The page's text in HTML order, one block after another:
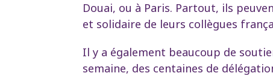
Douai, ou à Paris. Partout, ils
et solidaire de leurs collègues
Il y a également beaucoup de
semaine, des centaines de